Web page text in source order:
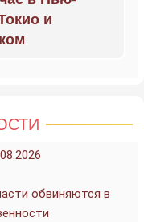
и
обвиняются в